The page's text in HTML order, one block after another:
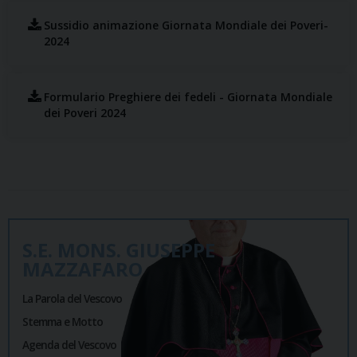
Sussidio animazione Giornata Mondiale dei Poveri-
2024
Formulario Preghiere dei fedeli - Giornata Mondiale
dei Poveri 2024
S.E. MONS. GIUSEPPE
MAZZAFARO
La Parola del Vescovo
Stemma e Motto
Agenda del Vescovo